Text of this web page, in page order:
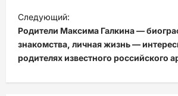
в
и
г
а
ц
Следующий:
Родители Максима Галкина —
знакомства, личная жизнь —
родителях известного российского